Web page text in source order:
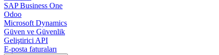
SAP Business One
Odoo
Microsoft Dynamics
Güven ve Güvenlik
Geliştirici API
E-posta faturaları